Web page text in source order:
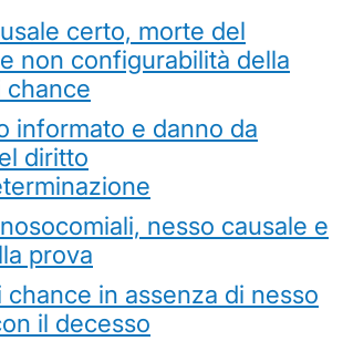
certo, morte del
non configurabilità della
chance
informato e danno da
diritto
nesso causale e
prova
chance in assenza di nesso
il decesso